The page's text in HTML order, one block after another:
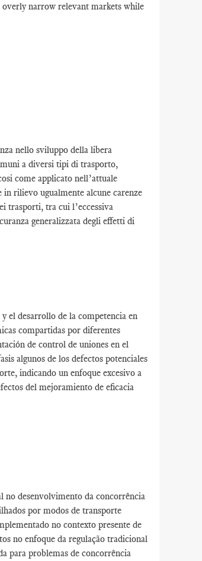
narrow relevant markets while
nello sviluppo della libera
a diversi tipi di trasporto,
come applicato nell’attuale
rilievo ugualmente alcune carenze
trasporti, tra cui l’eccessiva
generalizzata degli effetti di
el desarrollo de la competencia en
compartidas por diferentes
de control de uniones en el
algunos de los defectos potenciales
indicando un enfoque excesivo a
del mejoramiento de eficacia
no desenvolvimento da concorrência
por modos de transporte
no contexto presente de
no enfoque da regulação tradicional
para problemas de concorrência